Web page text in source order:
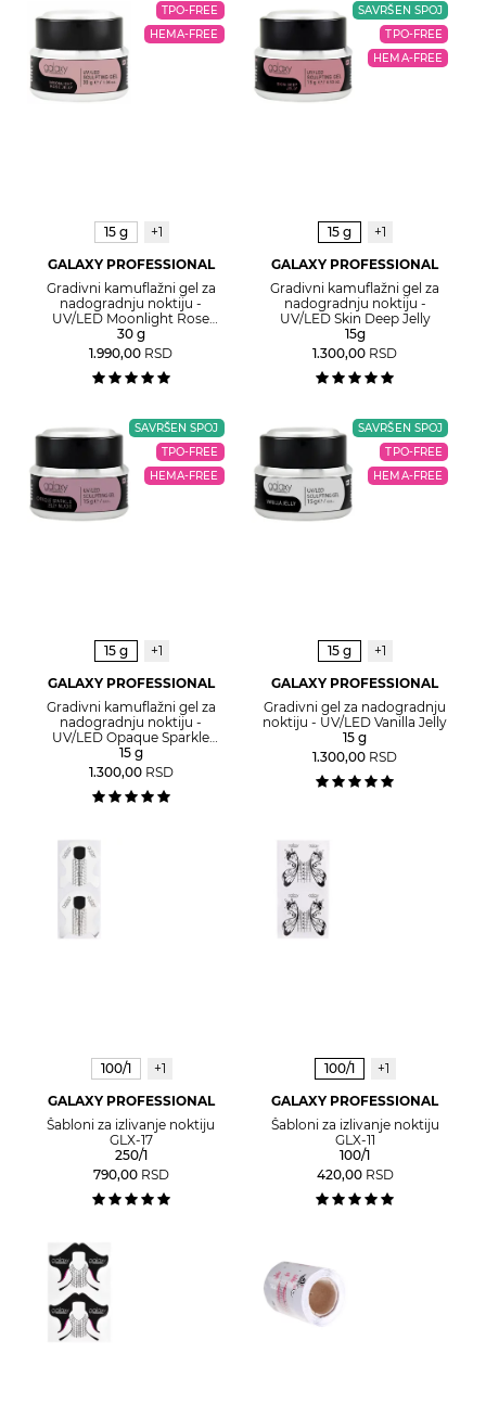
TPO-FREE
HEMA-FREE
15 g
+1
GALAXY PROFESSIONAL
Gradivni kamuflažni gel za
nadogradnju noktiju -
UV/LED Moonlight Rose
Jelly
30 g
1.990,00 RSD
SAVRŠEN SPOJ
TPO-FREE
HEMA-FREE
15 g
+1
GALAXY PROFESSIONAL
Gradivni kamuflažni gel za
nadogradnju noktiju -
UV/LED Skin Deep Jelly
15g
1.300,00 RSD
SAVRŠEN SPOJ
TPO-FREE
HEMA-FREE
15 g
+1
GALAXY PROFESSIONAL
Gradivni kamuflažni gel za
nadogradnju noktiju -
UV/LED Opaque Sparkle
Jelly Nude
15 g
1.300,00 RSD
SAVRŠEN SPOJ
TPO-FREE
HEMA-FREE
15 g
+1
GALAXY PROFESSIONAL
Gradivni gel za nadogradnju
noktiju - UV/LED Vanilla Jelly
15 g
1.300,00 RSD
100/1
+1
GALAXY PROFESSIONAL
Šabloni za izlivanje noktiju
GLX-17
250/1
790,00 RSD
100/1
+1
GALAXY PROFESSIONAL
Šabloni za izlivanje noktiju
GLX-11
100/1
420,00 RSD